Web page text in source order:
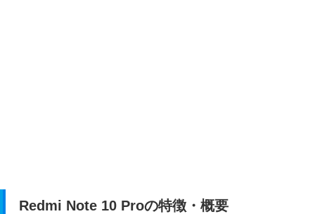
Redmi Note 10 Proの特徴・概要